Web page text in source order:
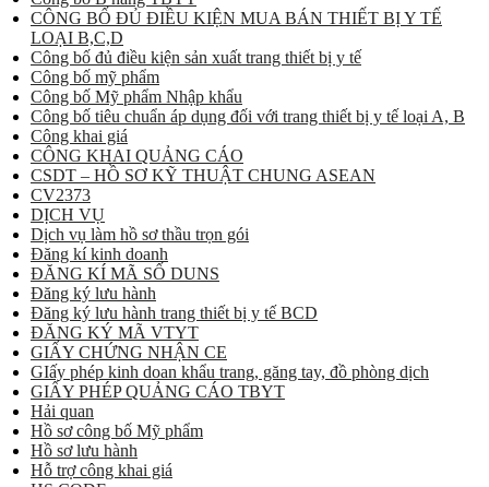
CÔNG BỐ ĐỦ ĐIỀU KIỆN MUA BÁN THIẾT BỊ Y TẾ
LOẠI B,C,D
Công bố đủ điều kiện sản xuất trang thiết bị y tế
Công bố mỹ phẩm
Công bố Mỹ phẩm Nhập khẩu
Công bố tiêu chuẩn áp dụng đối với trang thiết bị y tế loại A, B
Công khai giá
CÔNG KHAI QUẢNG CÁO
CSDT – HỒ SƠ KỸ THUẬT CHUNG ASEAN
CV2373
DỊCH VỤ
Dịch vụ làm hồ sơ thầu trọn gói
Đăng kí kinh doanh
ĐĂNG KÍ MÃ SỐ DUNS
Đăng ký lưu hành
Đăng ký lưu hành trang thiết bị y tế BCD
ĐĂNG KÝ MÃ VTYT
GIẤY CHỨNG NHẬN CE
GIấy phép kinh doan khẩu trang, găng tay, đồ phòng dịch
GIẤY PHÉP QUẢNG CÁO TBYT
Hải quan
Hồ sơ công bố Mỹ phẩm
Hồ sơ lưu hành
Hỗ trợ công khai giá